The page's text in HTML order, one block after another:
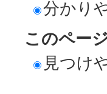
分かり
このペー
見つけ